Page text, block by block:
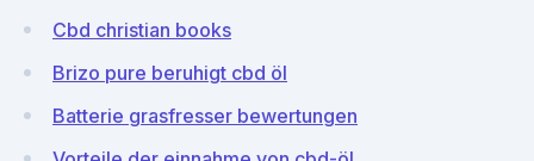
Cbd christian books
Brizo pure beruhigt cbd öl
Batterie grasfresser bewertungen